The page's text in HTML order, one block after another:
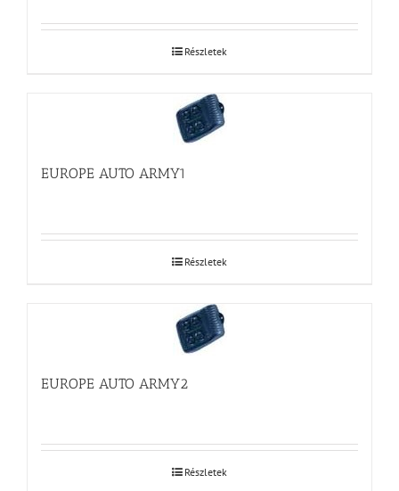
Részletek
EUROPE AUTO ARMY1
Részletek
EUROPE AUTO ARMY2
Részletek